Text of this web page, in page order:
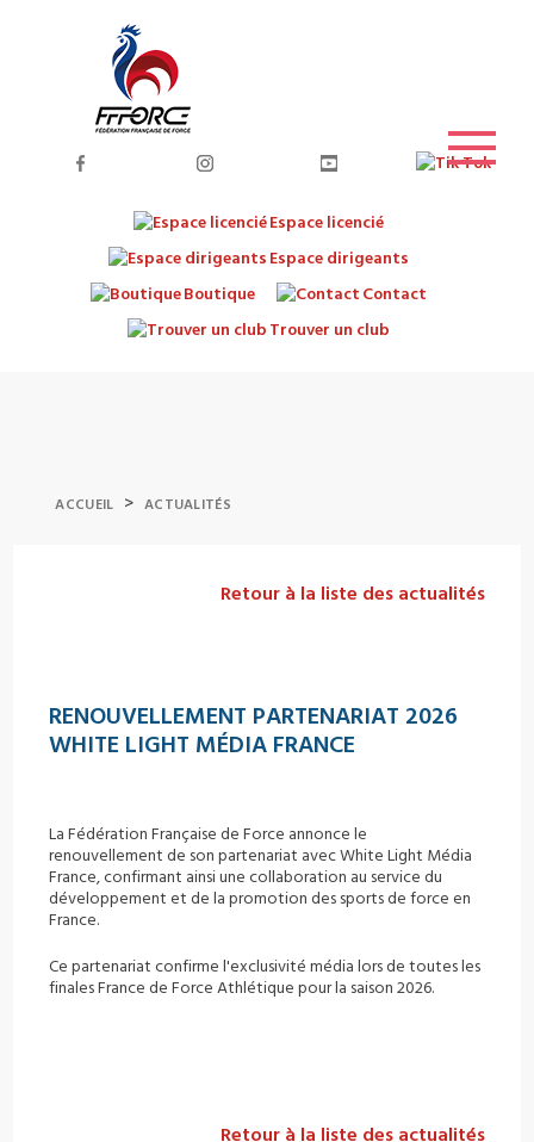
Espace licencié
Espace dirigeants
Boutique
Contact
Trouver un club
ACCUEIL > ACTUALITÉS
Retour à la liste des actualités
RENOUVELLEMENT PARTENARIAT 2026
WHITE LIGHT MÉDIA FRANCE
La Fédération Française de Force annonce le
renouvellement de son partenariat avec White Light Média
France, confirmant ainsi une collaboration au service du
développement et de la promotion des sports de force en
France.
Ce partenariat confirme l'exclusivité média lors de toutes les
finales France de Force Athlétique pour la saison 2026.
Retour à la liste des actualités